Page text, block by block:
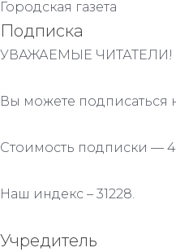
Городская газета
Подписка
УВАЖАЕМЫЕ ЧИТАТЕЛИ!
Вы можете подписаться
Стоимость подписки —
Наш индекс – 31228.
Учредитель